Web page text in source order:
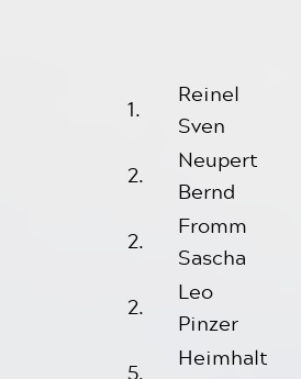
1.
Reinel
Sven
2.
Neupert
Bernd
2.
Fromm
Sascha
2.
Leo
Pinzer
5.
Heimhalt